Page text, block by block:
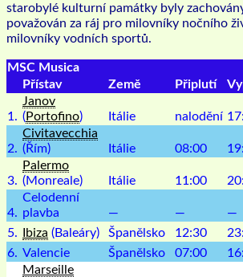
starobylé kulturní památky byly
považován za ráj pro milovníky nočního
milovníky vodních sportů.
MSC Musica
Přístav
Země Připlutí
1.
Janov
(Portofino) Itálie nalodění
2.
Civitavecchia
(Řím)
Itálie 08:00
3.
Palermo
(Monreale)
Itálie 11:00
4.
Celodenní
plavba
— —
—
5.
Ibiza (Baleáry) Španělsko 12:30
6. Valencie Španělsko 07:00
Marseille